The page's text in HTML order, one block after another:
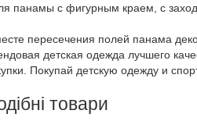
панамы с фигурным краем, с
пересечения полей панама
детская одежда лучшего
Покупай детскую одежду и
товари